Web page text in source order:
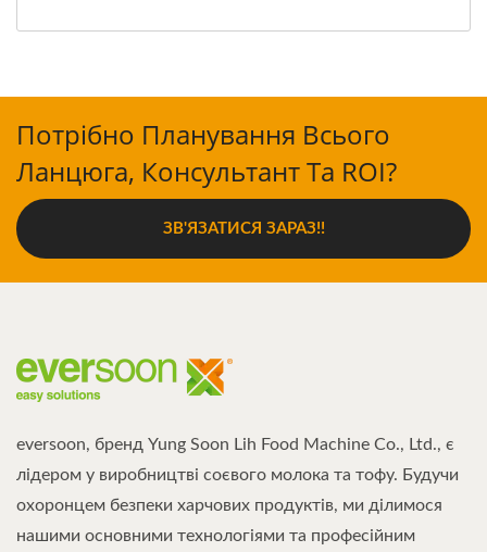
Потрібно Планування Всього
Ланцюга, Консультант Та ROI?
ЗВ'ЯЗАТИСЯ ЗАРАЗ!!
eversoon, бренд Yung Soon Lih Food Machine Co., Ltd., є
лідером у виробництві соєвого молока та тофу. Будучи
охоронцем безпеки харчових продуктів, ми ділимося
нашими основними технологіями та професійним